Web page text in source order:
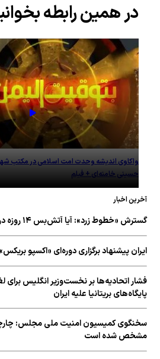
در همین رابطه بخوانید
واکاوی اندیشه وحدت امت اسلامی در مکتب شهید
حسینی خامنه‌ای + فیلم
اخبار
«خطوط زرد»: آیا آتش‌بس ۱۴ روزه در غزه موفق خواهد شد؟
پیشنهاد برگزاری دوره‌ای «اکسپو بریکس» را
اتحادیه‌ها بر نخست‌وزیر انگلیس برای لغو
بریتانیا علیه ایران
کمیسیون امنیت ملی مجلس: چارچوب
شده است